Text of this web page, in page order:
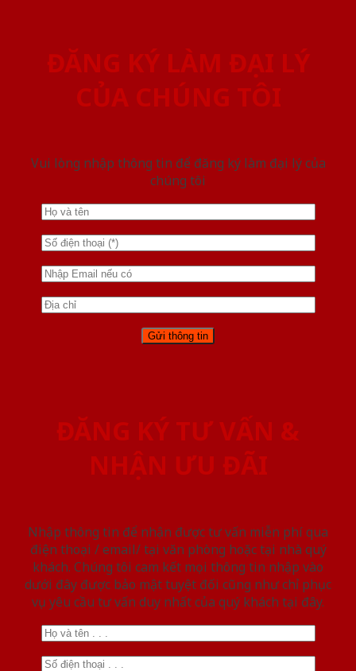
ĐĂNG KÝ LÀM ĐẠI LÝ
CỦA CHÚNG TÔI
Vui lòng nhập thông tin để đăng ký làm đại lý của
chúng tôi
ĐĂNG KÝ TƯ VẤN &
NHẬN ƯU ĐÃI
Nhập thông tin để nhận được tư vấn miễn phí qua
điện thoại / email/ tại văn phòng hoặc tại nhà quý
khách. Chúng tôi cam kết mọi thông tin nhập vào
dưới đây được bảo mật tuyệt đối cũng như chỉ phục
vụ yêu cầu tư vấn duy nhất của quý khách tại đây.